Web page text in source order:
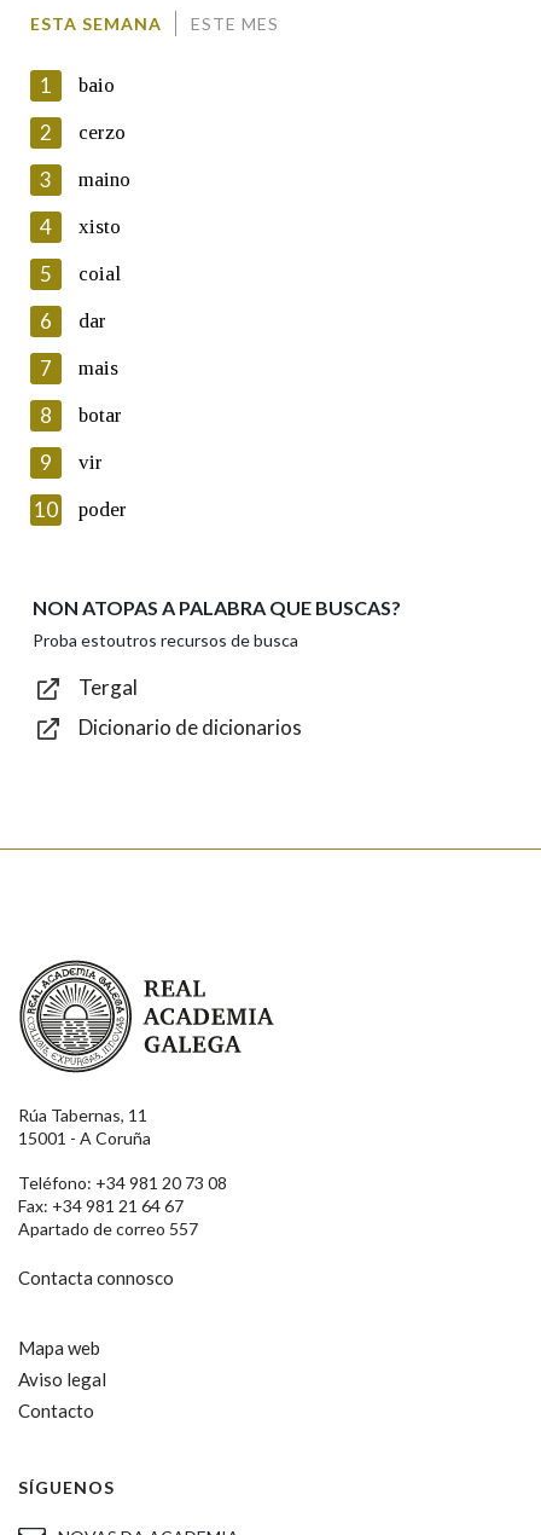
En cumprimento da normativa vixente en materia de
Protección de Datos de Carácter Persoal, a Real Academia
Galega informa a aqueles usuarios que faciliten o seu correo
electrónico, así como calquera outra información de carácter
persoal, que estes datos serán obxecto de tratamento
automatizado de carácter confidencial e incorporados aos seus
ficheiros informáticos. Así mesmo, os usuarios poderán exercer o
seu dereito de acceso, rectificación, oposición e cancelación dos
seus datos poñéndose en contacto connosco.
Lin e acepto as condicións da política de
Introduce o código que aparece na imaxe:
Texto de verificación
ESTA SEMANA ESTE MES
1 baio
2 cerzo
3 maino
4 xisto
5 coial
6 dar
7 mais
8 botar
9 vir
10 poder
NON ATOPAS A PALABRA QUE BUSCAS?
Proba estoutros recursos de busca
Tergal
Dicionario de dicionarios
Real Academia Galega
Rúa Tabernas, 11
15001 - A Coruña
Teléfono: +34 981 20 73 08
Fax: +34 981 21 64 67
Apartado de correo 557
Contacta connosco
Mapa web
Aviso legal
Contacto
SÍGUENOS